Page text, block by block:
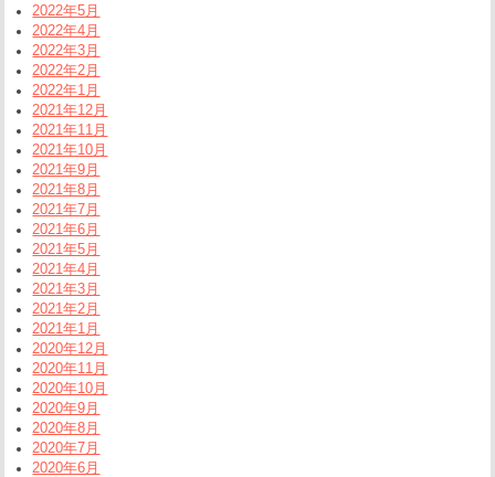
2022年5月
2022年4月
2022年3月
2022年2月
2022年1月
2021年12月
2021年11月
2021年10月
2021年9月
2021年8月
2021年7月
2021年6月
2021年5月
2021年4月
2021年3月
2021年2月
2021年1月
2020年12月
2020年11月
2020年10月
2020年9月
2020年8月
2020年7月
2020年6月